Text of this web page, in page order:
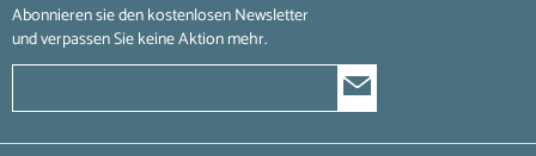
Abonnieren sie den kostenlosen Newsletter
und verpassen Sie keine Aktion mehr.